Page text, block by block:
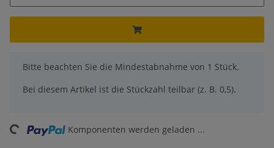
x
Bitte beachten Sie die Mindestabnahme von 1 Stück.
Bei diesem Artikel ist die Stückzahl teilbar (z. B. 0,5).
Komponenten werden geladen ...